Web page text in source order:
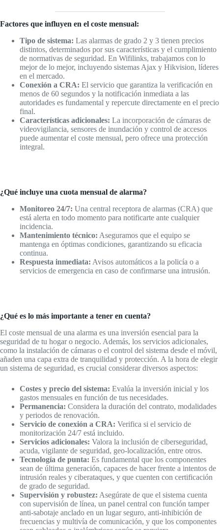
Factores que influyen en el coste mensual:
Tipo de sistema: Las alarmas de grado 2 y 3 tienen precios
distintos, determinados por sus características y el cumplimiento
de normativas de seguridad. En Wifilinks, trabajamos con lo
mejor de lo mejor, incluyendo sistemas Ajax y Hikvision, líderes
en el mercado.
Conexión a CRA: El servicio que garantiza la verificación en
menos de 60 segundos y la notificación inmediata a las
autoridades es fundamental y repercute directamente en el precio
final.
Características adicionales: La incorporación de cámaras de
videovigilancia, sensores de inundación y control de accesos
puede aumentar el coste mensual, pero ofrece una protección
integral.
¿Qué incluye una cuota mensual de alarma?
Monitoreo 24/7: Una central receptora de alarmas (CRA) que
está alerta en todo momento para notificarte ante cualquier
incidencia.
Mantenimiento técnico: Aseguramos que el equipo se
mantenga en óptimas condiciones, garantizando su eficacia
continua.
Respuesta inmediata: Avisos automáticos a la policía o a
servicios de emergencia en caso de confirmarse una intrusión.
¿Qué es lo más importante a tener en cuenta?
El coste mensual de una alarma es una inversión esencial para la
seguridad de tu hogar o negocio. Además, los servicios adicionales,
como la instalación de cámaras o el control del sistema desde el móvil,
añaden una capa extra de tranquilidad y protección. A la hora de elegir
un sistema de seguridad, es crucial considerar diversos aspectos:
Costes y precio del sistema: Evalúa la inversión inicial y los
gastos mensuales en función de tus necesidades.
Permanencia: Considera la duración del contrato, modalidades
y periodos de renovación.
Servicio de conexión a CRA: Verifica si el servicio de
monitorización 24/7 está incluido.
Servicios adicionales: Valora la inclusión de ciberseguridad,
acuda, vigilante de seguridad, geo-localización, entre otros.
Tecnología de punta: Es fundamental que los componentes
sean de última generación, capaces de hacer frente a intentos de
intrusión reales y ciberataques, y que cuenten con certificación
de grado de seguridad.
Supervisión y robustez: Asegúrate de que el sistema cuenta
con supervisión de línea, un panel central con función tamper
anti-sabotaje anclado en un lugar seguro, anti-inhibición de
frecuencias y multivía de comunicación, y que los componentes